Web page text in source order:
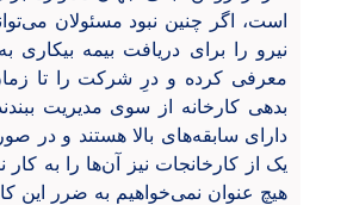
است، اگر چنین نبود مسئولان
نیرو را برای دریافت بیمه بیکاری
معرفی کرده و درِ شرکت را تا
بدهی کارخانه از سوی مدیریت
دارای سابقه‌های بالا هستند و در
یک از کارخانجات نیز آن‌ها را به کار
هیچ عنوان نمی‌خواهیم به ضرر این